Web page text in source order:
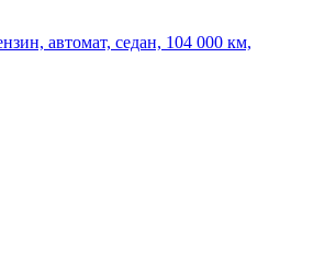
автомат, седан, 104 000 км,